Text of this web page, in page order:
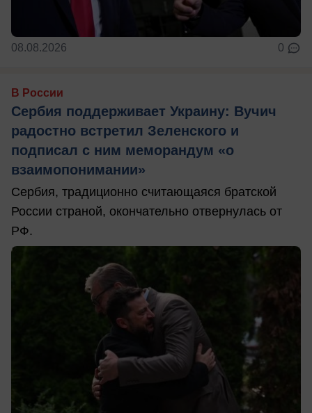
08.08.2026 0
В России
Сербия поддерживает Украину: Вучич
радостно встретил Зеленского и
подписал с ним меморандум «о
взаимопонимании»
Сербия, традиционно считающаяся братской
России страной, окончательно отвернулась от
РФ.